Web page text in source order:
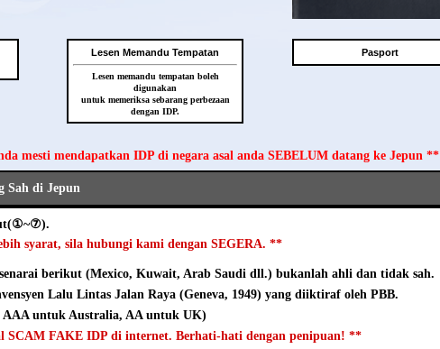
Lesen Memandu Tempatan
Lesen memandu tempatan boleh
digunakan
untuk memeriksa sebarang perbezaan
dengan IDP.
Pasport
mesti mendapatkan IDP di negara asal anda SEBELUM datang ke Jepun **
Sah di Jepun
syarat, sila hubungi kami dengan SEGERA. **
berikut (Mexico, Kuwait, Arab Saudi dll.) bukanlah ahli dan tidak sah.
Lalu Lintas Jalan Raya (Geneva, 1949) yang diiktiraf oleh PBB.
untuk Australia, AA untuk UK)
SCAM FAKE IDP di internet. Berhati-hati dengan penipuan! **